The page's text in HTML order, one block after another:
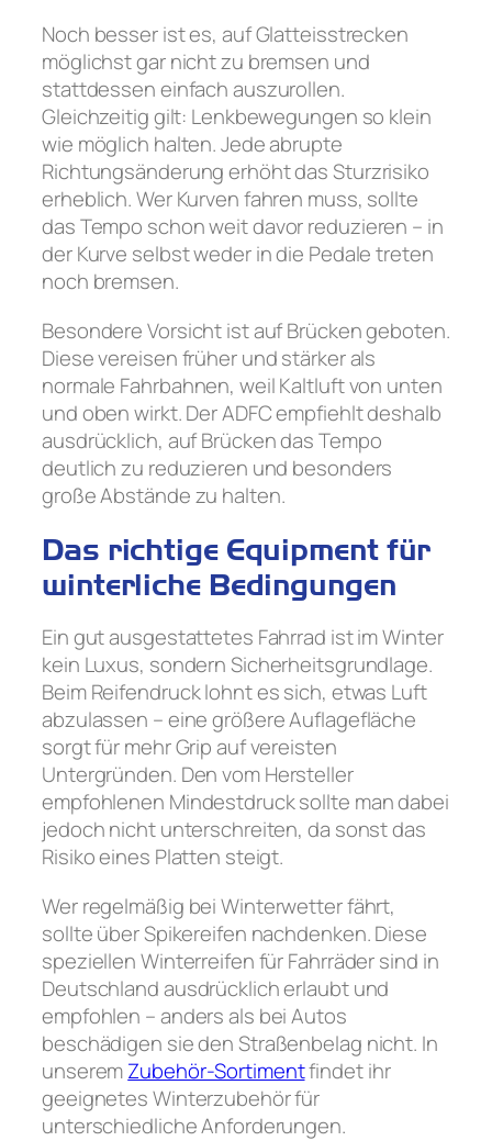
Noch besser ist es, auf Glatteisstrecken
möglichst gar nicht zu bremsen und
stattdessen einfach auszurollen.
Gleichzeitig gilt: Lenkbewegungen so klein
wie möglich halten. Jede abrupte
Richtungsänderung erhöht das Sturzrisiko
erheblich. Wer Kurven fahren muss, sollte
das Tempo schon weit davor reduzieren – in
der Kurve selbst weder in die Pedale treten
noch bremsen.
Besondere Vorsicht ist auf Brücken geboten.
Diese vereisen früher und stärker als
normale Fahrbahnen, weil Kaltluft von unten
und oben wirkt. Der ADFC empfiehlt deshalb
ausdrücklich, auf Brücken das Tempo
deutlich zu reduzieren und besonders
große Abstände zu halten.
Das richtige Equipment für
winterliche Bedingungen
Ein gut ausgestattetes Fahrrad ist im Winter
kein Luxus, sondern Sicherheitsgrundlage.
Beim Reifendruck lohnt es sich, etwas Luft
abzulassen – eine größere Auflagefläche
sorgt für mehr Grip auf vereisten
Untergründen. Den vom Hersteller
empfohlenen Mindestdruck sollte man dabei
jedoch nicht unterschreiten, da sonst das
Risiko eines Platten steigt.
Wer regelmäßig bei Winterwetter fährt,
sollte über Spikereifen nachdenken. Diese
speziellen Winterreifen für Fahrräder sind in
Deutschland ausdrücklich erlaubt und
empfohlen – anders als bei Autos
beschädigen sie den Straßenbelag nicht. In
unseremZubehör-Sortimentfindet ihr
geeignetes Winterzubehör für
unterschiedliche Anforderungen.